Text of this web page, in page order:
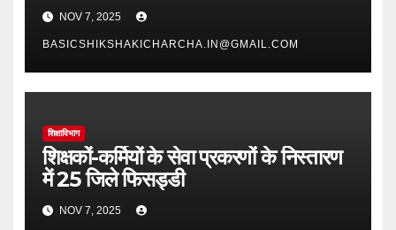
NOV 7, 2025
BASICSHIKSHAKICHARCHA.IN@GMAIL.COM
शिक्षाविभाग
शिक्षकों-कर्मियों के सेवा प्रकरणों के निस्तारण
में 25 जिले फिसड्डी
NOV 7, 2025